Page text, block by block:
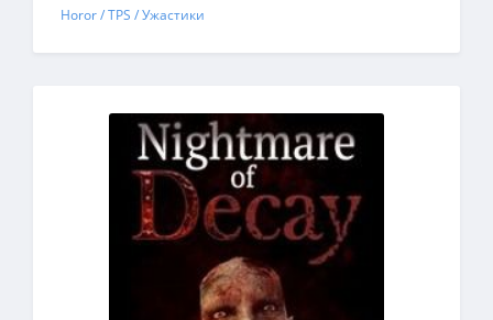
Horor / TPS / Ужастики